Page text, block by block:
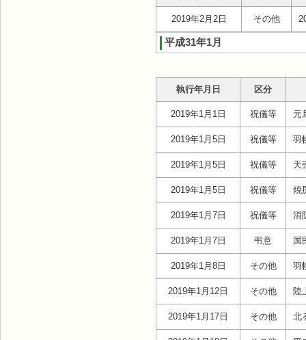
2019年2月2日 その他
平成31年1月
執行年月日 区分
2019年1月1日 祝儀等 元
2019年1月5日 祝儀等 羽
2019年1月5日 祝儀等 天
2019年1月5日 祝儀等 焼
2019年1月7日 祝儀等 消
2019年1月7日 弔意 国
2019年1月8日 その他 羽
2019年1月12日 その他 陸
2019年1月17日 その他 北